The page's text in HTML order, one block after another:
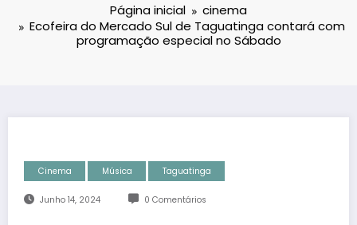
Página inicial
cinema
Ecofeira do Mercado Sul de Taguatinga contará com
programação especial no Sábado
Cinema Música Taguatinga
Junho 14, 2024 0 Comentários